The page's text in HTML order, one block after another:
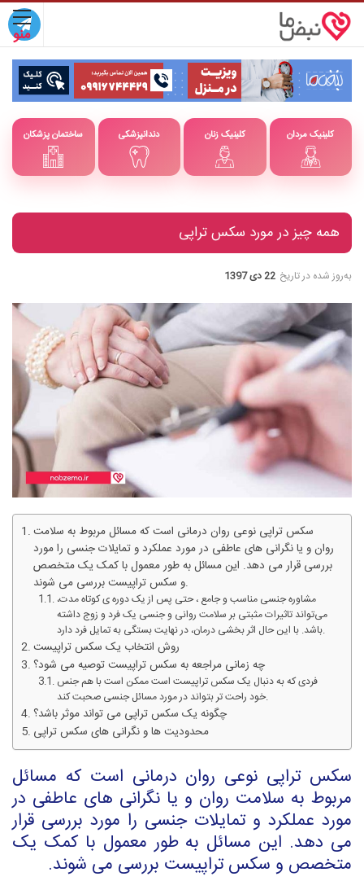
ساختمان پزشکان دندانپزشکی کلینیک زنان کلینیک مردان
همه چیز در مورد سکس تراپی
به‌روز شده در تاریخ 22 دی 1397
سکس تراپی نوعی روان درمانی است که مسائل مربوط به سلامت
روان و یا نگرانی های عاطفی در مورد عملکرد و تمایلات جنسی را مورد
بررسی قرار می دهد. این مسائل به طور معمول با کمک یک متخصص
و سکس تراپیست بررسی می شوند.
مشاوره جنسی مناسب و جامع ، حتی پس از یک دوره ی کوتاه مدت،
می‌تواند تاثیرات مثبتی بر سلامت روانی و جنسی یک فرد و زوج داشته
باشد. با این حال اثر بخشی درمان، در نهایت بستگی به تمایل فرد دارد.
روش انتخاب یک سکس تراپیست
چه زمانی مراجعه به سکس تراپیست توصیه می شود؟
فردی که به دنبال یک سکس تراپیست است ممکن است با هم جنس
خود راحت تر بتواند در مورد مسائل جنسی صحبت کند.
چگونه یک سکس تراپی می تواند موثر باشد؟
محدودیت ها و نگرانی های سکس تراپی
سکس تراپی نوعی روان درمانی است که مسائل
مربوط به سلامت روان و یا نگرانی های عاطفی در
مورد عملکرد و تمایلات جنسی را مورد بررسی قرار
می دهد. این مسائل به طور معمول با کمک یک
متخصص و سکس تراپیست بررسی می شوند.